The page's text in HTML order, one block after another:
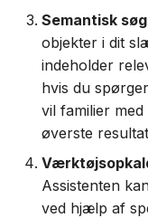
Semantisk
objekter i dit
indeholder
hvis du
vil familier
øverste
Assistenten
ved hjælp af